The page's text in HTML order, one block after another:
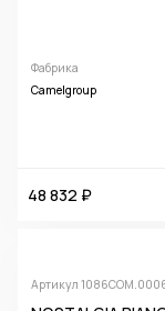
Фабрика
Camelgroup
48 832 ₽
Артикул